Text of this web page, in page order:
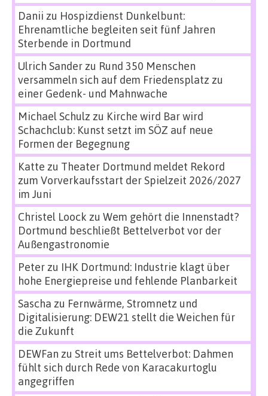
Danii zu Hospizdienst Dunkelbunt:
Ehrenamtliche begleiten seit fünf Jahren
Sterbende in Dortmund
Ulrich Sanderzu Rund 350 Menschen
versammeln sich auf dem Friedensplatz zu
einer Gedenk- und Mahnwache
Michael Schulz zu Kirche wird Bar wird
Schachclub: Kunst setzt im SÖZ auf neue
Formen der Begegnung
Katte zu Theater Dortmund meldet Rekord
zum Vorverkaufsstart der Spielzeit 2026/2027
im Juni
Christel Loock zu Wem gehört die Innenstadt?
Dortmund beschließt Bettelverbot vor der
Außengastronomie
Peterzu IHK Dortmund: Industrie klagt über
hohe Energiepreise und fehlende Planbarkeit
Sascha zu Fernwärme, Stromnetz und
Digitalisierung: DEW21 stellt die Weichen für
die Zukunft
DEWFan zu Streit ums Bettelverbot: Dahmen
fühlt sich durch Rede von Karacakurtoglu
angegriffen